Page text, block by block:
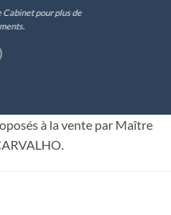
Cabinet pour plus de
à la vente par Maître